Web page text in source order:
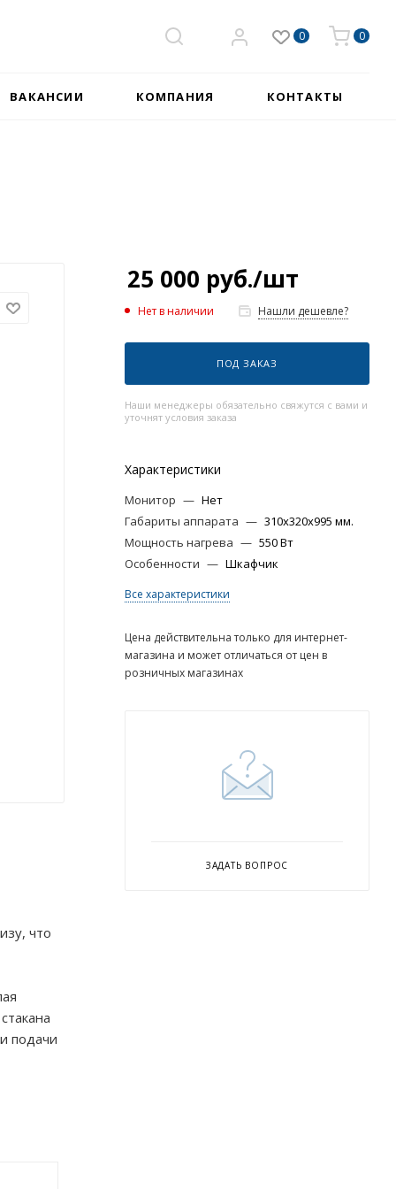
0 0
ВАКАНСИИ КОМПАНИЯ КОНТАКТЫ
что
подачи
25 000 руб./шт
Нет в наличии Нашли дешевле?
ПОД ЗАКАЗ
Наши менеджеры обязательно свяжутся с вами и
уточнят условия заказа
Характеристики
Монитор — Нет
Габариты аппарата — 310х320х995 мм.
Мощность нагрева — 550 Вт
Особенности — Шкафчик
Все характеристики
Цена действительна только для интернет-
магазина и может отличаться от цен в
розничных магазинах
ЗАДАТЬ ВОПРОС